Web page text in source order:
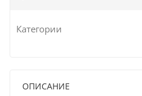
Категории
ОПИСАНИЕ